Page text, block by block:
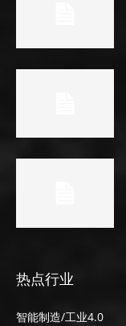
热点行业
智能制造/工业4.0